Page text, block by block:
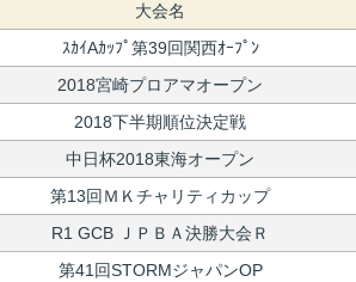
大会名
ｽｶｲAｶｯﾌﾟ第39回関西ｵｰﾌﾟﾝ
2018宮崎プロアマオープン
2018下半期順位決定戦
中日杯2018東海オープン
第13回ＭＫチャリティカップ
R1 GCB ＪＰＢＡ決勝大会Ｒ
第41回STORMジャパンOP